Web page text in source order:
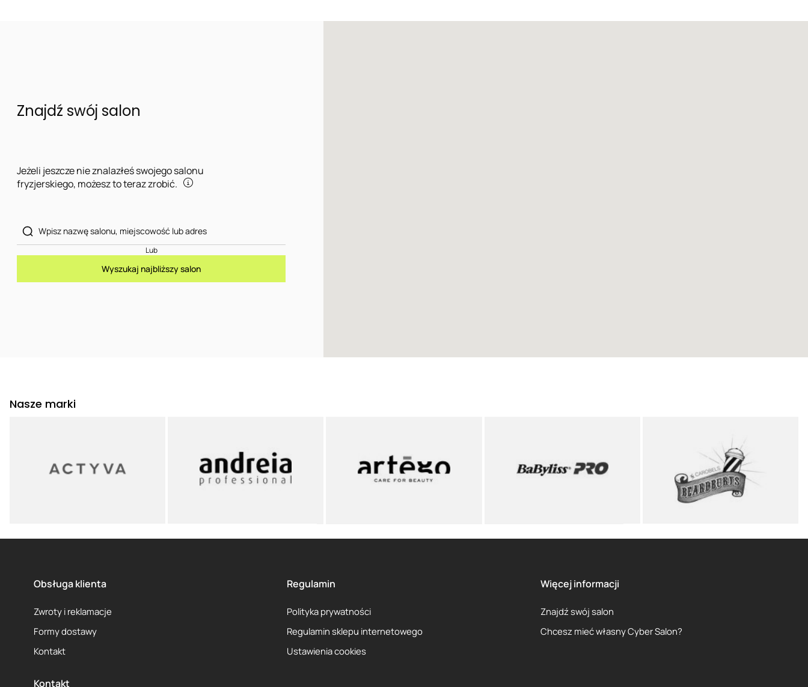
Znajdź swój salon
Jeżeli jeszcze nie znalazłeś swojego salonu
fryzjerskiego, możesz to teraz zrobić.
Lub
Wyszukaj najbliższy salon
Nasze marki
Obsługa klienta
Zwroty i reklamacje
Formy dostawy
Kontakt
Regulamin
Polityka prywatności
Regulamin sklepu internetowego
Ustawienia cookies
Więcej informacji
Znajdź swój salon
Chcesz mieć własny Cyber Salon?
Kontakt